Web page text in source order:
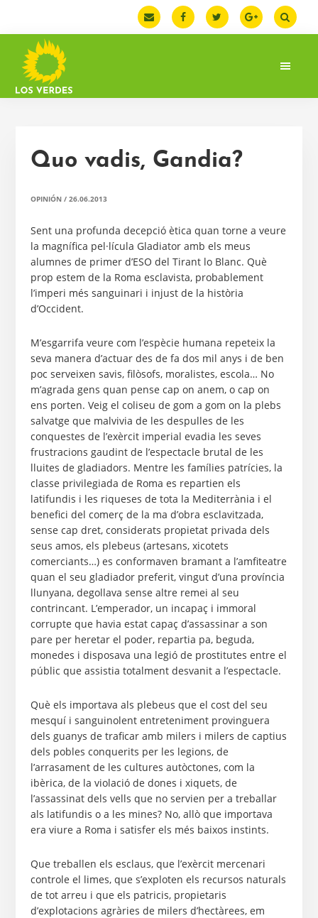
la
navegación
principal
contenido
principal
la
barra
lateral
principal
LOS
Web
Federación
Los
España
Quo vadis, Gandia?
OPINIÓN/ 26.06.2013
Sent una profunda decepció ètica quan torne a veure
la magnífica pel·lícula Gladiator amb els meus
alumnes de primer d’ESO del Tirant lo Blanc. Què
prop estem de la Roma esclavista, probablement
l’imperi més sanguinari i injust de la història
d’Occident.
M’esgarrifa veure com l’espècie humana repeteix la
seva manera d’actuar des de fa dos mil anys i de ben
poc serveixen savis, filòsofs, moralistes, escola… No
m’agrada gens quan pense cap on anem, o cap on
ens porten. Veig el coliseu de gom a gom on la plebs
salvatge que malvivia de les despulles de les
conquestes de l’exèrcit imperial evadia les seves
frustracions gaudint de l’espectacle brutal de les
lluites de gladiadors. Mentre les famílies patrícies, la
classe privilegiada de Roma es repartien els
latifundis i les riqueses de tota la Mediterrània i el
benefici del comerç de la ma d’obra esclavitzada,
sense cap dret, considerats propietat privada dels
seus amos, els plebeus (artesans, xicotets
comerciants…) es conformaven bramant a l’amfiteatre
quan el seu gladiador preferit, vingut d’una província
llunyana, degollava sense altre remei al seu
contrincant. L’emperador, un incapaç i immoral
corrupte que havia estat capaç d’assassinar a son
pare per heretar el poder, repartia pa, beguda,
monedes i disposava una legió de prostitutes entre el
públic que assistia totalment desvanit a l’espectacle.
Què els importava als plebeus que el cost del seu
mesquí i sanguinolent entreteniment provinguera
dels guanys de traficar amb milers i milers de captius
dels pobles conquerits per les legions, de
l’arrasament de les cultures autòctones, com la
ibèrica, de la violació de dones i xiquets, de
l’assassinat dels vells que no servien per a treballar
als latifundis o a les mines? No, allò que importava
era viure a Roma i satisfer els més baixos instints.
Que treballen els esclaus, que l’exèrcit mercenari
controle el limes, que s’exploten els recursos naturals
de tot arreu i que els patricis, propietaris
d’explotacions agràries de milers d’hectàrees, em